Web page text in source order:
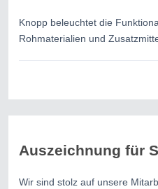
Knopp beleuchtet die
Rohmaterialien und
Auszeichnung für
Wir sind stolz auf unsere